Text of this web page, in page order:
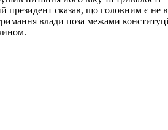
президент сказав, що головним є не
влади поза межами